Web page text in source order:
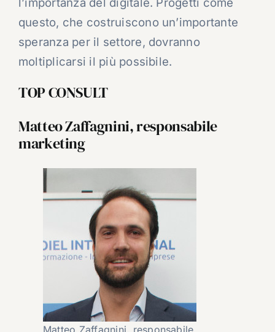
l’importanza del digitale. Progetti come
questo, che costruiscono un’importante
speranza per il settore, dovranno
moltiplicarsi il più possibile.
TOP CONSULT
Matteo Zaffagnini, responsabile
marketing